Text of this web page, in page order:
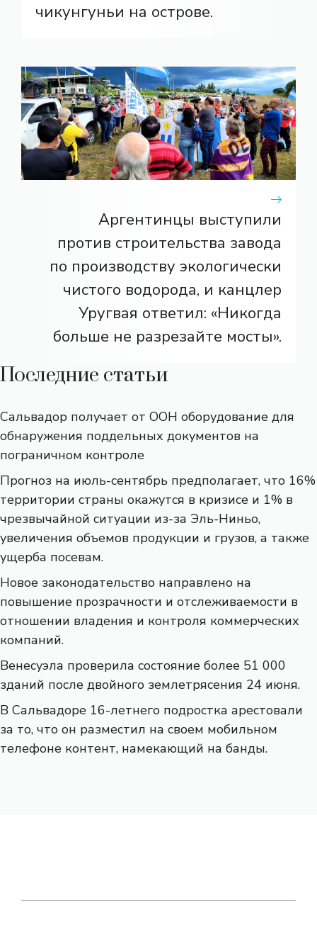
чикунгуньи на острове.
Аргентинцы выступили
против строительства завода
по производству экологически
чистого водорода, и канцлер
Уругвая ответил: «Никогда
больше не разрезайте мосты».
Последние статьи
Сальвадор получает от ООН оборудование для
обнаружения поддельных документов на
пограничном контроле
Прогноз на июль-сентябрь предполагает, что 16%
территории страны окажутся в кризисе и 1% в
чрезвычайной ситуации из-за Эль-Ниньо,
увеличения объемов продукции и грузов, а также
ущерба посевам.
Новое законодательство направлено на
повышение прозрачности и отслеживаемости в
отношении владения и контроля коммерческих
компаний.
Венесуэла проверила состояние более 51 000
зданий после двойного землетрясения 24 июня.
В Сальвадоре 16-летнего подростка арестовали
за то, что он разместил на своем мобильном
телефоне контент, намекающий на банды.